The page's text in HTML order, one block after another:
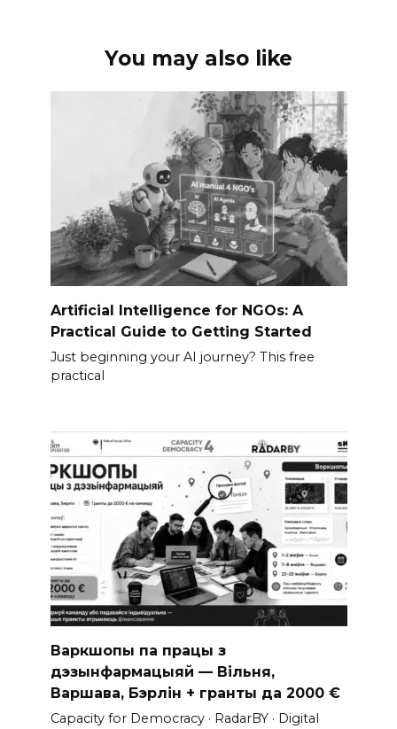
You may also like
Artificial Intelligence for NGOs: A
Practical Guide to Getting Started
Just beginning your AI journey? This free
practical
Варкшопы па працы з
дэзынфармацыяй — Вільня,
Варшава, Бэрлін + гранты да 2000 €
Capacity for Democracy · RadarBY · Digital